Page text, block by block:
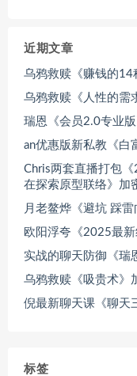
近期文章
乌鸦救赎《赚钱的14
乌鸦救赎《人性的需
瑞恩《会员2.0专业
an优惠版新私教《白
Chris两套直播打包
在探索原型联络》加
月老鳌烨《避坑 踩雷
欧阳浮夸《2025最
实战的聊天防御《瑞
乌鸦救赎《吸贵术》
倪最新聊天课《聊天
标签